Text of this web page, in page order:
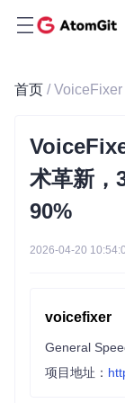
首页
术革新，
90%
2026-04-20
voicefixer
General
项目地址：